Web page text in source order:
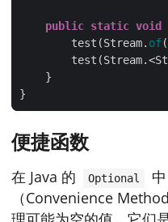
public static void
        test(Stream.
of(
便捷函数
在 Java 的 Optional
（Convenience